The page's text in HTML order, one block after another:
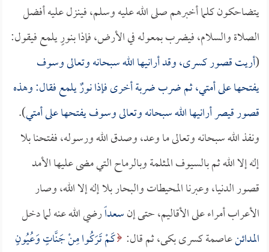
يتضاحكون كلما أخبرهم صلى الله عليه وسلم، فينزل عليه أفضل
الصلاة والسلام، فيضرب بمعوله في الأرض، فإذا بنورٍ يلمع فيقول:
(أريت قصور كسرى، وقد أرانيها الله سبحانه وتعالى وسوف
يفتحها على أمتي، ثم ضرب ضربة أخرى فإذا نورٌ يلمع فقال: وهذه
قصور قيصر أرانيها الله سبحانه وتعالى وسوف يفتحها على أمتي).
ونفذ الله سبحانه وتعالى ما وعد، وصدق الله ورسوله، ففتحنا بلا
إله إلا الله ثم بالسيوف المثلمة وبالرماح التي مضى عليها الأمد
قصور الدنيا، وعبرنا المحيطات والبحار بلا إله إلا الله، وصار
الأعراب أمراء على الأقاليم، حتى إنسعداًرضي الله عنه لما دخل
المدائنعاصمة كسرى بكى، ثم قال: كَمْ تَرَكُوا مِنْ جَنَّاتٍ وَعُيُونٍ